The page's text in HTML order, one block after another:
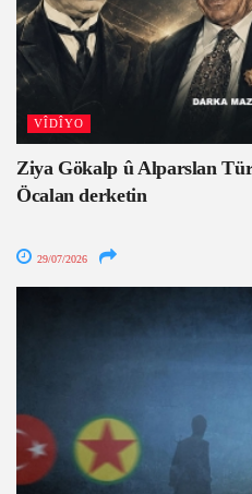
VÎDÎYO
Ziya Gökalp û Alparslan
Öcalan derketin
29/07/2026